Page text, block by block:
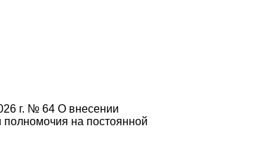
г. № 64 О внесении
на постоянной